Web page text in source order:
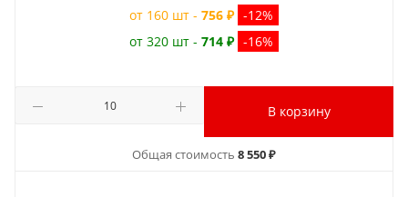
от 160 шт - 756 ₽ -12%
от 320 шт - 714 ₽ -16%
В корзину
Общая стоимость 8 550 ₽